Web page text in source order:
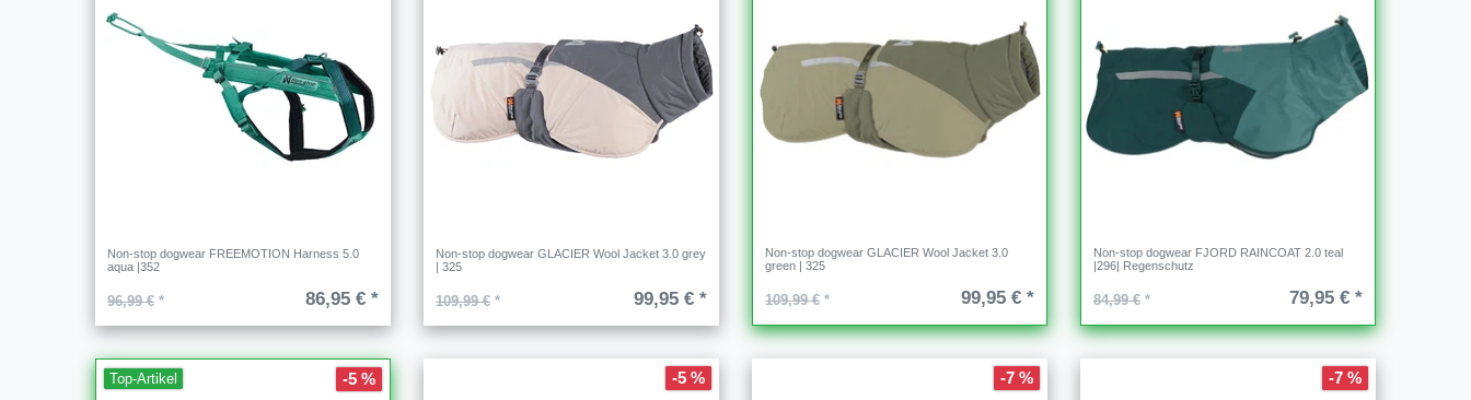
Non-stop dogwear FREEMOTION Harness 5.0
aqua |352
96,99 € * 86,95 € *
Non-stop dogwear GLACIER Wool Jacket 3.0 grey
| 325
109,99 € * 99,95 € *
Non-stop dogwear GLACIER Wool Jacket 3.0
green | 325
109,99 € * 99,95 € *
Non-stop dogwear FJORD RAINCOAT 2.0 teal
|296| Regenschutz
84,99 € * 79,95 € *
-5 %
Top-Artikel -5 % -7 % -7 %